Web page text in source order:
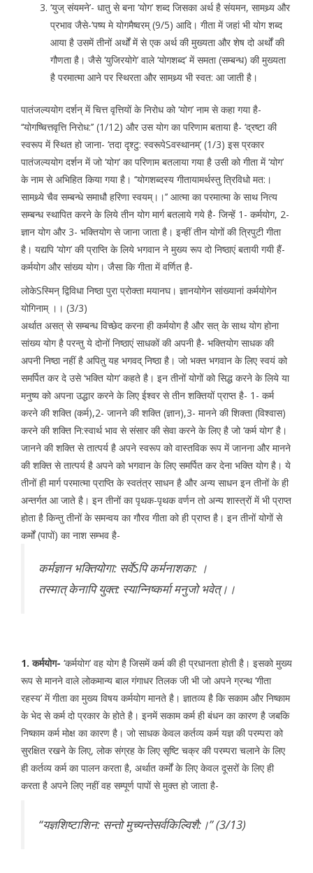
‘युज् संयमने’- धातु से बना ‘योग’ शब्द जिसका अर्थ है संयमन, सामथ्र्य और
प्रभाव जैसे-’पष्य मे योगमैष्वरम् (9/5) आदि। गीता में जहां भी योग शब्द
आया है उसमें तीनों अर्थों में से एक अर्थ की मुख्यता और शेष दो अर्थों की
गौणता है। जैसे ‘युजिरयोगे’ वाले ‘योगशब्द’ में समता (सम्बन्ध) की मुख्यता
है परमात्मा आने पर स्थिरता और सामथ्र्य भी स्वत: आ जाती है।
पातंजल्ययोग दर्शन् में चित्त वृत्तियों के निरोध को ‘योग’ नाम से कहा गया है-
‘‘योगष्चित्तवृत्ति निरोध:’’ (1/12) और उस योग का परिणाम बताया है- ‘द्रष्टा की
स्वरूप में स्थित हो जाना- ‘तदा दृश्टु: स्वरूपेSवस्थानम्’ (1/3) इस प्रकार
पातंजल्ययोग दर्शन में जो ‘योग’ का परिणाम बतलाया गया है उसी को गीता में ‘योग’
के नाम से अभिहित किया गया है। ‘‘योगशब्दस्य गीतायामर्थस्तु त्रिविधो मत:।
सामथ्र्ये चैव सम्बन्धे समाधौ हरिणा स्वयम्।।’’ आत्मा का परमात्मा के साथ नित्य
सम्बन्ध स्थापित करने के लिये तीन योग मार्ग बतलाये गये है- जिन्हें 1- कर्मयोग, 2-
ज्ञान योग और 3- भक्तियोग से जाना जाता है। इन्हीं तीन योगों की त्रिपुटी गीता
है। यद्यपि ‘योग’ की प्राप्ति के लिये भगवान ने मुख्य रूप दो निष्ठाएं बतायी गयी हैं-
कर्मयोग और सांख्य योग। जैसा कि गीता में वर्णित है-
लोकेSस्मिन् द्विविधा निष्ठा पुरा प्रोक्ता मयानघ। ज्ञानयोगेन सांख्यानां कर्मयोगेन
योगिनाम् ।। (3/3)
अर्थात असत् से सम्बन्ध विच्छेद करना ही कर्मयोग है और सत् के साथ योग होना
सांख्य योग है परन्तु ये दोनों निष्ठाएं साधकों की अपनी है- भक्तियोग साधक की
अपनी निष्ठा नहीं है अपितु यह भगवद् निष्ठा है। जो भक्त भगवान के लिए स्वयं को
समर्पित कर दे उसे ‘भक्ति योग’ कहते है। इन तीनों योगों को सिद्ध करने के लिये या
मनुष्य को अपना उद्धार करने के लिए ईश्वर से तीन शक्तियों प्राप्त है- 1- कर्म
करने की शक्ति (कर्म),2- जानने की शक्ति (ज्ञान),3- मानने की शिक्ता (विश्वास)
करने की शक्ति नि:स्वार्थ भाव से संसार की सेवा करने के लिए है जो ‘कर्म योग’ है।
जानने की शक्ति से तात्पर्य है अपने स्वरूप को वास्तविक रूप में जानना और मानने
की शक्ति से तात्पर्य है अपने को भगवान के लिए समर्पित कर देना भक्ति योग है। ये
तीनों ही मार्ग परमात्मा प्राप्ति के स्वतंत्र साधन है और अन्य साधन इन तीनों के ही
अन्तर्गत आ जाते है। इन तीनों का पृथक-पृथक वर्णन तो अन्य शास्त्रों में भी प्राप्त
होता है किन्तु तीनों के समन्वय का गौरव गीता को ही प्राप्त है। इन तीनों योगों से
कर्मों (पापों) का नाश सम्भव है-
कर्मज्ञान भक्तियोगा: सर्वेSपि कर्मनाशका: ।
तस्मात् केनापि युक्त: स्यान्निष्कर्मा मनुजो भवेत्।।
1. कर्मयोग- ‘कर्मयोग’ वह योग है जिसमें कर्म की ही प्रधानता होती है। इसको मुख्य
रूप से मानने वाले लोकमान्य बाल गंगाधर तिलक जी भी जो अपने ग्रन्थ ‘गीता
रहस्य’ में गीता का मुख्य विषय कर्मयोग मानते है। ज्ञातव्य है कि सकाम और निष्काम
के भेद से कर्म दो प्रकार के होते है। इनमें सकाम कर्म ही बंधन का कारण है जबकि
निष्काम कर्म मोक्ष का कारण है। जो साधक केवल कर्तव्य कर्म यज्ञ की परम्परा को
सुरक्षित रखने के लिए, लोक संग्रह के लिए सृष्टि चक्र की परम्परा चलाने के लिए
ही कर्तव्य कर्म का पालन करता है, अर्थात कर्मों के लिए केवल दूसरों के लिए ही
करता है अपने लिए नहीं वह सम्पूर्ण पापों से मुक्त हो जाता है-
‘‘यज्ञशिष्टाशिन: सन्तो मुच्यन्तेसर्वकिल्विशै:।’’ (3/13)